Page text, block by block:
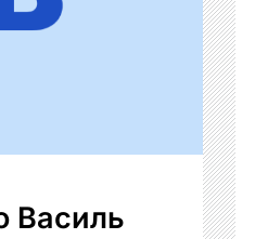
Василь